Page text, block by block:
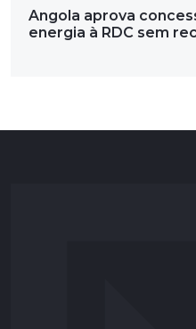
Angola aprova
energia à RDC sem